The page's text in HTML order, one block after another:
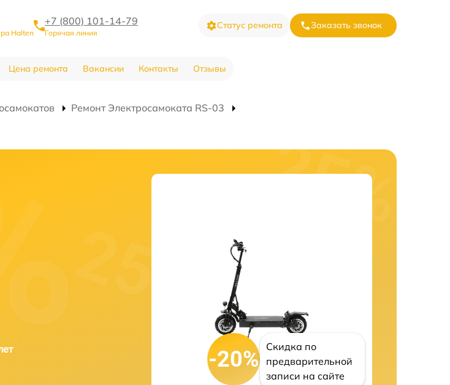
Halten
+7 (800) 101-14-79
Горячая линия
Статус ремонта Заказать звонок
Цена ремонта Вакансии Контакты Отзывы
Ремонт Электросамоката RS-03
-20%
Скидка по
предварительной
записи на сайте